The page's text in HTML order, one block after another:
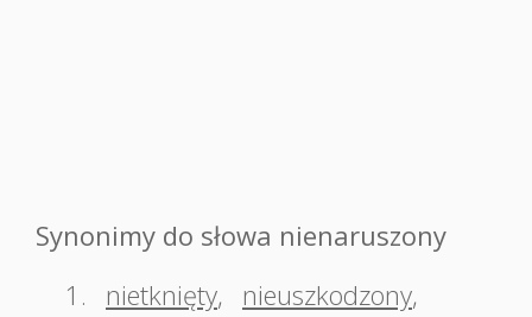
Synonimy do słowa nienaruszony
1.
nietknięty, nieuszkodzony,